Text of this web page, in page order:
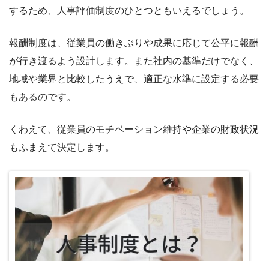
するため、人事評価制度のひとつともいえるでしょう。
報酬制度は、従業員の働きぶりや成果に応じて公平に報酬
が行き渡るよう設計します。また社内の基準だけでなく、
地域や業界と比較したうえで、適正な水準に設定する必要
もあるのです。
くわえて、従業員のモチベーション維持や企業の財政状況
もふまえて決定します。